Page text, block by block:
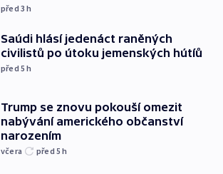
před 3h
Saúdi hlásí jedenáct raněných
civilistů po útoku jemenských hútíů
před 5h
Trump se znovu pokouší omezit
nabývání amerického občanství
narozením
včera před 5h